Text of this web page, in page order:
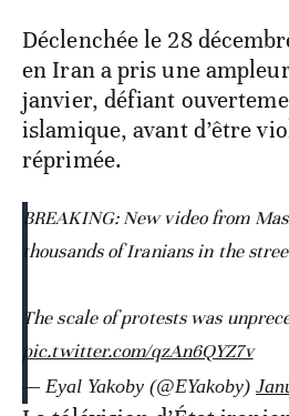
Déclenchée le 28
en Iran a pris une
janvier, défiant
islamique, avant d’être
réprimée.
BREAKING: New video from
thousands of Iranians in the
The scale of protests was
pic.twitter.com/qzAn6QYZ7v
— Eyal Yakoby (@EYakoby)